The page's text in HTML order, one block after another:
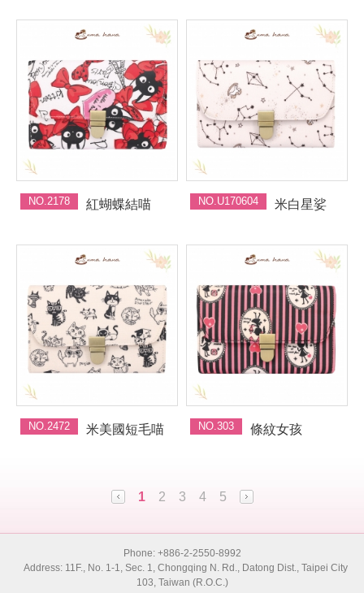
NO.2178 紅蝴蝶結喵 NO.U170604 米白星娑
NO.2472 米美國短毛喵 NO.303 條紋女孩
1 2 3 4 5
Phone: +886-2-2550-8992
Address: 11F., No. 1-1, Sec. 1, Chongqing N. Rd., Datong Dist., Taipei City
103, Taiwan (R.O.C.)